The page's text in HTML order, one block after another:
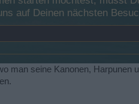
auf Deinen nächsten
man seine Kanonen, Harpunen